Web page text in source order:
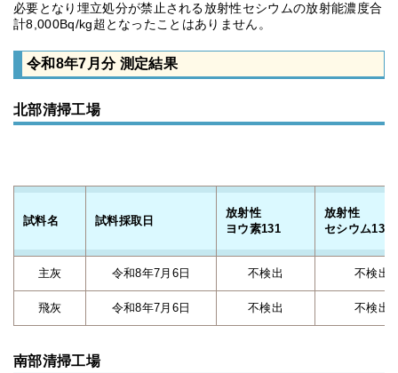
必要となり埋立処分が禁止される放射性セシウムの放射能濃度合
計8,000Bq/kg超となったことはありません。
令和8年7月分 測定結果
北部清掃工場
試料名 試料採取日
放射性
ヨウ素131
放射性
セシウム134
主灰 令和8年7月6日 不検出 不検出
飛灰 令和8年7月6日 不検出 不検出
南部清掃工場